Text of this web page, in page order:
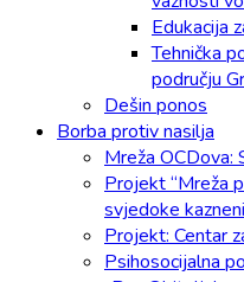
Edukacija
Tehnička
području
Dešin ponos
Borba protiv nasilja
Mreža OCDova:
Projekt “Mreža
svjedoke
Projekt: Centar
Psihosocijalna